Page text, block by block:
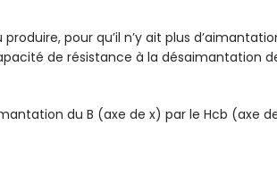
pour qu’il n’y ait plus
de résistance à la désaimantation
du B (axe de x) par le Hcb (axe